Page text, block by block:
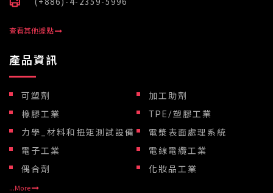
查看其他據點
產品資訊
可塑劑
加工助劑
橡膠工業
TPE/塑膠工業
力學_材料和扭矩測試設備
電漿表面處理系統
電子工業
電線電纜工業
偶合劑
化妝品工業
...More